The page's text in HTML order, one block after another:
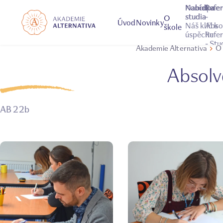
ÚvodNovinkyO
škole
Nabídka
studia
Koncepce
studia
Náš klíč k
úspěchu
-
-
Časopis -
Umělecké
Akademie Alternativa O
AB 22b